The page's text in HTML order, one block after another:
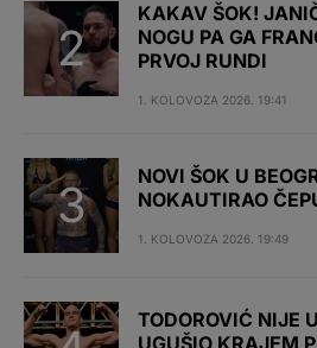
KAKAV ŠOK!
NOGU PA GA
PRVOJ RUNDI
1. KOLOVOZA 2026. 19:41
NOVI ŠOK U
NOKAUTIRAO
1. KOLOVOZA 2026. 19:49
TODOROVIĆ NIJE
UGUŠIO KRAJEM